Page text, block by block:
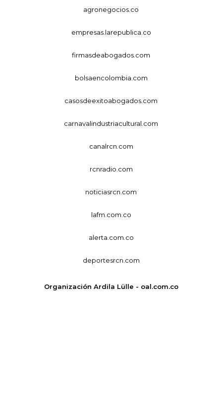
agronegocios.co
empresas.larepublica.co
firmasdeabogados.com
bolsaencolombia.com
casosdeexitoabogados.com
carnavalindustriacultural.com
canalrcn.com
rcnradio.com
noticiasrcn.com
lafm.com.co
alerta.com.co
deportesrcn.com
Organización Ardila Lülle - oal.com.co